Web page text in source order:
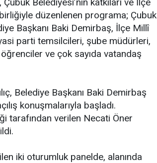
düzenlenen programa; Çubuk
Başkanı Baki Demirbaş, İlçe Millî
parti temsilcileri, şube müdürleri,
ve çok sayıda vatandaş
Belediye Başkanı Baki Demirbaş
konuşmalarıyla başladı.
tarafından verilen Necati Öner
iki oturumluk panelde, alanında